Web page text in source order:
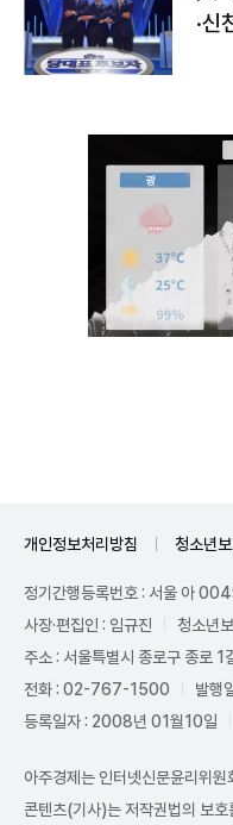
·신
개인정보처리방침 청소년
정기간행등록번호 : 서울 아
사장·편집인 : 임규진
청소년
주소 : 서울특별시 종로구 종로
전화 : 02-767-1500
발행
등록일자 : 2008년 01월10일
아주경제는 인터넷신문윤리위
콘텐츠(기사)는 저작권법의 보